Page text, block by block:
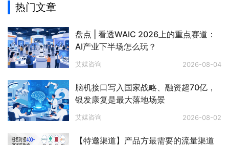
热门文章
盘点 | 看透WAIC 2026上的重点赛道：
AI产业下半场怎么玩？
艾媒咨询 2026-08-04
脑机接口写入国家战略、融资超70亿，
银发康复是最大落地场景
艾媒咨询 2026-08-02
【特邀渠道】产品方最需要的流量渠道